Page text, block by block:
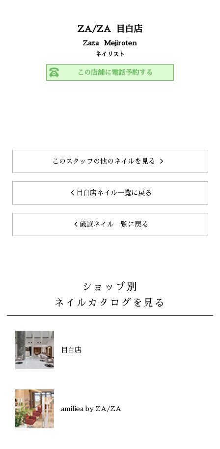
ZA/ZA 目白店
Zaza Mejiroten
ネイリスト
この店舗に電話予約する
このスタッフの他のネイルを見る
目白店ネイル一覧に戻る
厳選ネイル一覧に戻る
ショップ別
ネイルカタログを見る
目白店
amiliea by ZA/ZA